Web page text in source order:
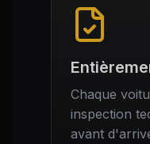
Chaque
inspection
avant